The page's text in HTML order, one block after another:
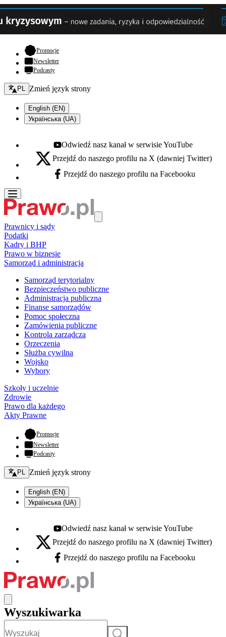
Promocje- otwiera się w nowej karcie
Newsletter
Podcasty
Zmień język - bieżący:
PL Zmień język strony
English (EN)
Українська (UA)
Youtube - otwiera się w nowej karcie
Odwiedź nasz kanał w serwisie YouTube
X - otwiera się w nowej karcie
Przejdź do naszego profilu na X (dawniej Twitter)
Facebook - otwiera się w nowej karcie
Przejdź do naszego profilu na Facebooku
Prawnicy i sądy
Podatki
Kadry i BHP
Prawo w biznesie
Samorząd i administracja
Samorząd terytorialny
Bezpieczeństwo publiczne
Administracja publiczna
Finanse samorządów
Pomoc społeczna
Zamówienia publiczne
Kontrola zarządcza
Orzeczenia
Służba cywilna
Wojsko
Wybory
Szkoły i uczelnie
Zdrowie
Prawo dla każdego
Akty Prawne
Promocje- otwiera się w nowej karcie
Newsletter
Podcasty
Zmień język - bieżący:
PL Zmień język strony
English (EN)
Українська (UA)
Youtube - otwiera się w nowej karcie
Odwiedź nasz kanał w serwisie YouTube
X - otwiera się w nowej karcie
Przejdź do naszego profilu na X (dawniej Twitter)
Facebook - otwiera się w nowej karcie
Przejdź do naszego profilu na Facebooku
Wyszukiwarka
Szukaj